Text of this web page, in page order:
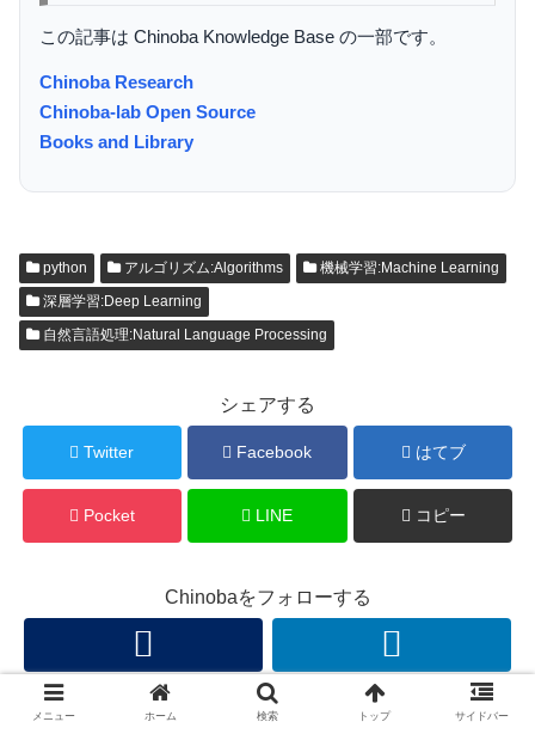
この記事は Chinoba Knowledge Base の一部です。
Chinoba Research
Chinoba-lab Open Source
Books and Library
python アルゴリズム:Algorithms
機械学習:Machine Learning
深層学習:Deep Learning
自然言語処理:Natural Language Processing
シェアする
Twitter Facebook はてブ
Pocket LINE コピー
Chinobaをフォローする
メニュー ホーム 検索 トップ サイドバー